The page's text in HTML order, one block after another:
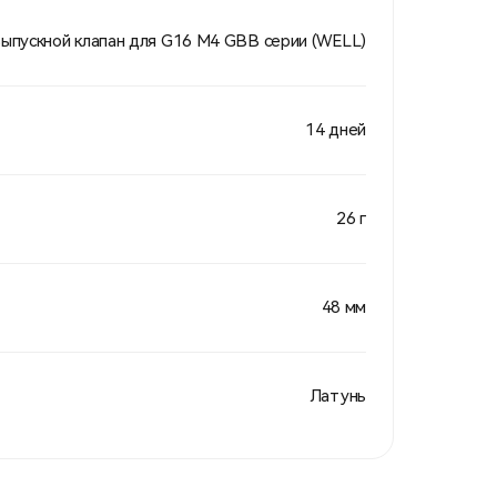
клапан для G16 М4 GBB серии (WELL)
14 дней
26 г
48 мм
Латунь